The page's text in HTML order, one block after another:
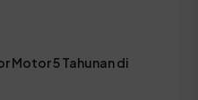
Motor 5 Tahunan di